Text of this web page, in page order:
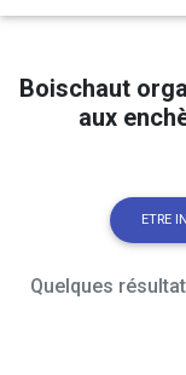
Boischaut
aux
ETRE
Quelques